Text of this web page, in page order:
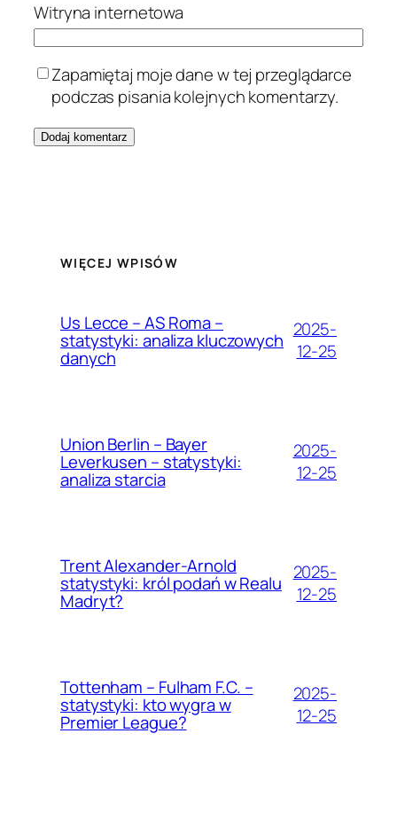
Witryna internetowa
Zapamiętaj moje dane w tej przeglądarce
podczas pisania kolejnych komentarzy.
WIĘCEJ WPISÓW
Us Lecce – AS Roma –
statystyki: analiza kluczowych
danych
2025-
12-25
Union Berlin – Bayer
Leverkusen – statystyki:
analiza starcia
2025-
12-25
Trent Alexander-Arnold
statystyki: król podań w Realu
Madryt?
2025-
12-25
Tottenham – Fulham F.C. –
statystyki: kto wygra w
Premier League?
2025-
12-25